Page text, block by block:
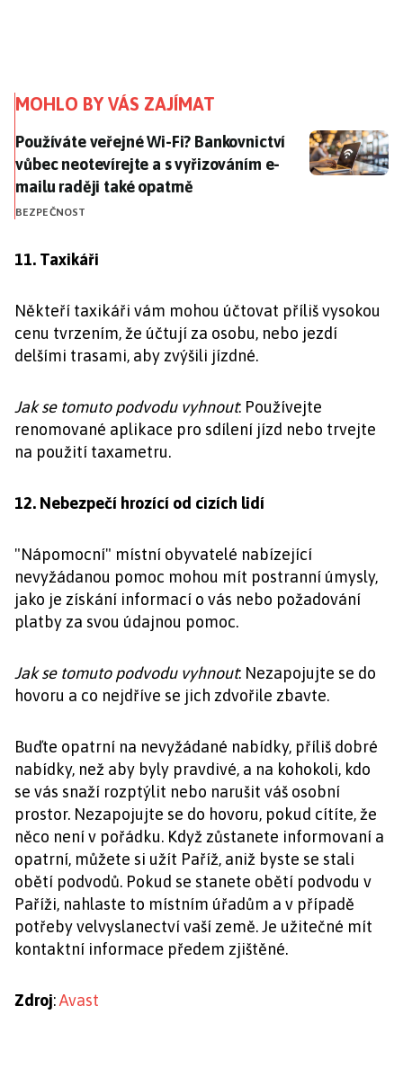
MOHLO BY VÁS ZAJÍMAT
Používáte veřejné Wi-Fi? Bankovnictví vůbec
Používáte veřejné Wi-Fi? Bankovnictví
vůbec neotevírejte a s vyřizováním e-
mailu raději také opatrně
BEZPEČNOST
11. Taxikáři
Někteří taxikáři vám mohou účtovat příliš vysokou
cenu tvrzením, že účtují za osobu, nebo jezdí
delšími trasami, aby zvýšili jízdné.
Jak se tomuto podvodu vyhnout: Používejte
renomované aplikace pro sdílení jízd nebo trvejte
na použití taxametru.
12. Nebezpečí hrozící od cizích lidí
"Nápomocní" místní obyvatelé nabízející
nevyžádanou pomoc mohou mít postranní úmysly,
jako je získání informací o vás nebo požadování
platby za svou údajnou pomoc.
Jak se tomuto podvodu vyhnout: Nezapojujte se do
hovoru a co nejdříve se jich zdvořile zbavte.
Buďte opatrní na nevyžádané nabídky, příliš dobré
nabídky, než aby byly pravdivé, a na kohokoli, kdo
se vás snaží rozptýlit nebo narušit váš osobní
prostor. Nezapojujte se do hovoru, pokud cítíte, že
něco není v pořádku. Když zůstanete informovaní a
opatrní, můžete si užít Paříž, aniž byste se stali
obětí podvodů. Pokud se stanete obětí podvodu v
Paříži, nahlaste to místním úřadům a v případě
potřeby velvyslanectví vaší země. Je užitečné mít
kontaktní informace předem zjištěné.
Zdroj:Avast